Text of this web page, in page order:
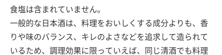
食塩は含まれていません。
一般的な日本酒は、料理をおいしくする成分よりも、香
りや味のバランス、キレのよさなどを追求して造られて
いるため、調理効果に限っていえば、同じ清酒でも料理